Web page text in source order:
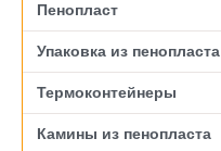
Пенопласт
Упаковка из пенопласта
Термоконтейнеры
Камины из пенопласта